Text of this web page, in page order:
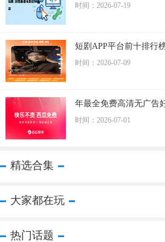
时间：2026-07-19
短剧APP平台前十排行
时间：2026-07-09
年最全免费高清无广告
时间：2026-07-01
精选合集
大家都在玩
热门话题